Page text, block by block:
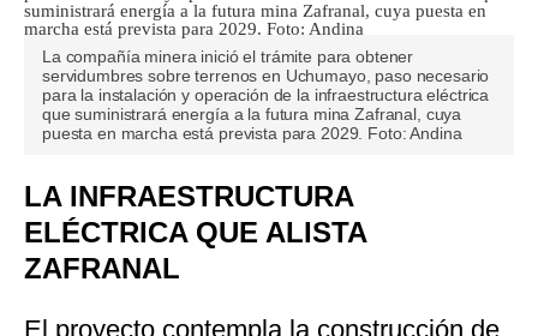
La compañía minera inició el trámite para obtener
servidumbres sobre terrenos en Uchumayo, paso necesario
para la instalación y operación de la infraestructura eléctrica
que suministrará energía a la futura mina Zafranal, cuya
puesta en marcha está prevista para 2029. Foto: Andina
LA INFRAESTRUCTURA
ELÉCTRICA QUE ALISTA
ZAFRANAL
El proyecto contempla la construcción de